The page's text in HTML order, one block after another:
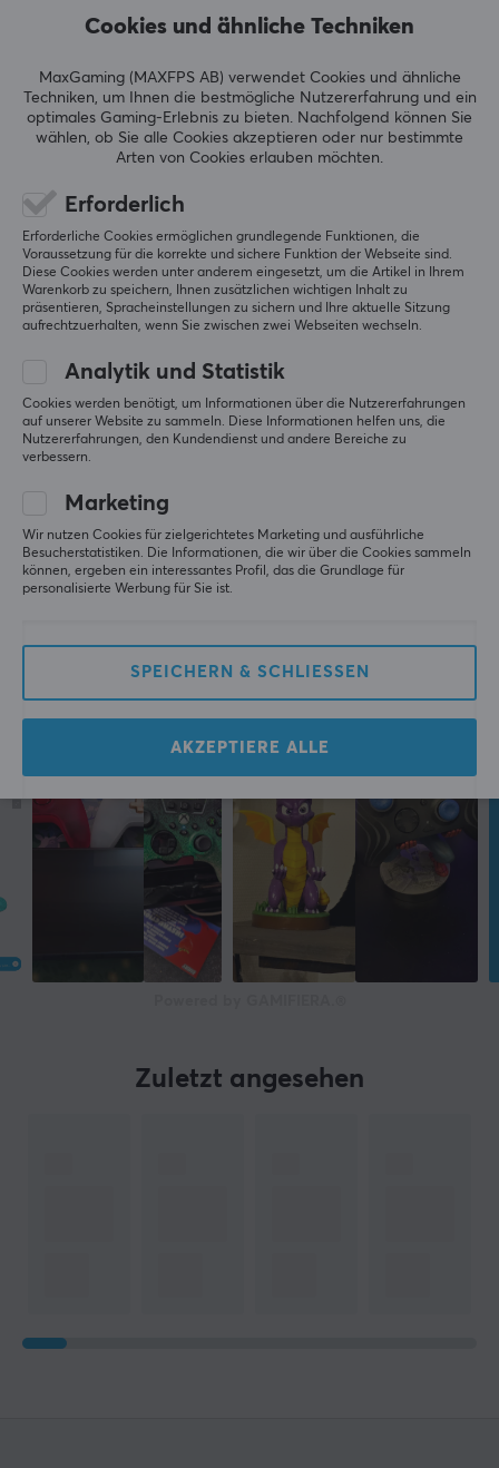
BEWERTUNGEN (0) HÄUFIG GESTELLTE FRAGEN (0)
0.0
5
0%
4
0%
3
GEBE EINE BEWERTUNG AB
Mehr aus unserer
Community
Zuletzt angesehen
Cookies und ähnliche Techniken
MaxGaming (MAXFPS AB) verwendet Cookies und ähnliche
Techniken, um Ihnen die bestmögliche Nutzererfahrung und ein
optimales Gaming-Erlebnis zu bieten. Nachfolgend können Sie
wählen, ob Sie alle Cookies akzeptieren oder nur bestimmte
Arten von Cookies erlauben möchten.
Erforderlich
Erforderliche Cookies ermöglichen grundlegende Funktionen, die
Voraussetzung für die korrekte und sichere Funktion der Webseite sind.
Diese Cookies werden unter anderem eingesetzt, um die Artikel in Ihrem
Warenkorb zu speichern, Ihnen zusätzlichen wichtigen Inhalt zu
präsentieren, Spracheinstellungen zu sichern und Ihre aktuelle Sitzung
aufrechtzuerhalten, wenn Sie zwischen zwei Webseiten wechseln.
Analytik und Statistik
Cookies werden benötigt, um Informationen über die Nutzererfahrungen
auf unserer Website zu sammeln. Diese Informationen helfen uns, die
Nutzererfahrungen, den Kundendienst und andere Bereiche zu
verbessern.
Marketing
Wir nutzen Cookies für zielgerichtetes Marketing und ausführliche
Besucherstatistiken. Die Informationen, die wir über die Cookies sammeln
können, ergeben ein interessantes Profil, das die Grundlage für
personalisierte Werbung für Sie ist.
SPEICHERN & SCHLIESSEN
AKZEPTIERE ALLE